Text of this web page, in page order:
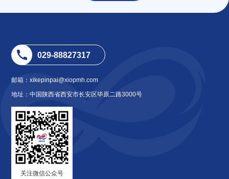
029-88827317
邮箱：xikepinpai@xiopmh.com
地址：中国陕西省西安市长安区毕原二路3000号
关注微信公众号